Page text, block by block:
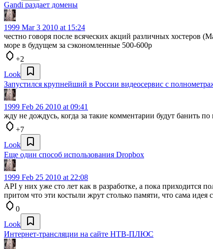
Gandi раздает домены
1999 Mar 3 2010 at 15:24
честно говоря после всяческих акций различных хостеров
море в будущем за сэкономленные 500-600р
+2
Look
Запустился крупнейший в России видеосервис с
1999 Feb 26 2010 at 09:41
жду не дождусь, когда за такие комментарии будут банить
+7
Look
Еще один способ использования Dropbox
1999 Feb 25 2010 at 22:08
API у них уже сто лет как в разработке, а пока приходится
притом что эти костыли жрут столько памяти, что сама идея
0
Look
Интернет-трансляции на сайте НТВ-ПЛЮС